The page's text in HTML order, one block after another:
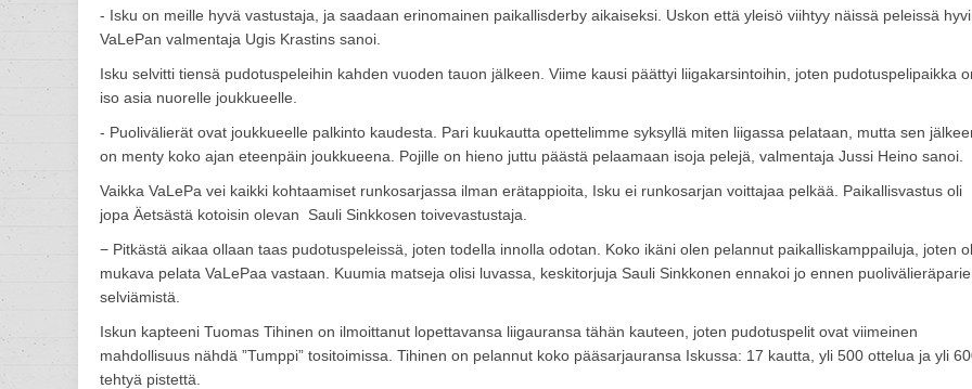
- Isku on meille hyvä vastustaja, ja saadaan erinomainen paikallisderby aikaiseksi. Uskon että yleisö viihtyy näissä peleissä
VaLePan valmentaja Ugis Krastins sanoi.
Isku selvitti tiensä pudotuspeleihin kahden vuoden tauon jälkeen. Viime kausi päättyi liigakarsintoihin, joten pudotuspelipaikka
iso asia nuorelle joukkueelle.
- Puolivälierät ovat joukkueelle palkinto kaudesta. Pari kuukautta opettelimme syksyllä miten liigassa pelataan, mutta sen
on menty koko ajan eteenpäin joukkueena. Pojille on hieno juttu päästä pelaamaan isoja pelejä, valmentaja Jussi Heino sanoi.
Vaikka VaLePa vei kaikki kohtaamiset runkosarjassa ilman erätappioita, Isku ei runkosarjan voittajaa pelkää. Paikallisvastus oli
jopa Äetsästä kotoisin olevan Sauli Sinkkosen toivevastustaja.
− Pitkästä aikaa ollaan taas pudotuspeleissä, joten todella innolla odotan. Koko ikäni olen pelannut paikalliskamppailuja, joten
mukava pelata VaLePaa vastaan. Kuumia matseja olisi luvassa, keskitorjuja Sauli Sinkkonen ennakoi jo ennen
selviämistä.
Iskun kapteeni Tuomas Tihinen on ilmoittanut lopettavansa liigauransa tähän kauteen, joten pudotuspelit ovat viimeinen
mahdollisuus nähdä ”Tumppi” tositoimissa. Tihinen on pelannut koko pääsarjauransa Iskussa: 17 kautta, yli 500 ottelua ja yli
tehtyä pistettä.